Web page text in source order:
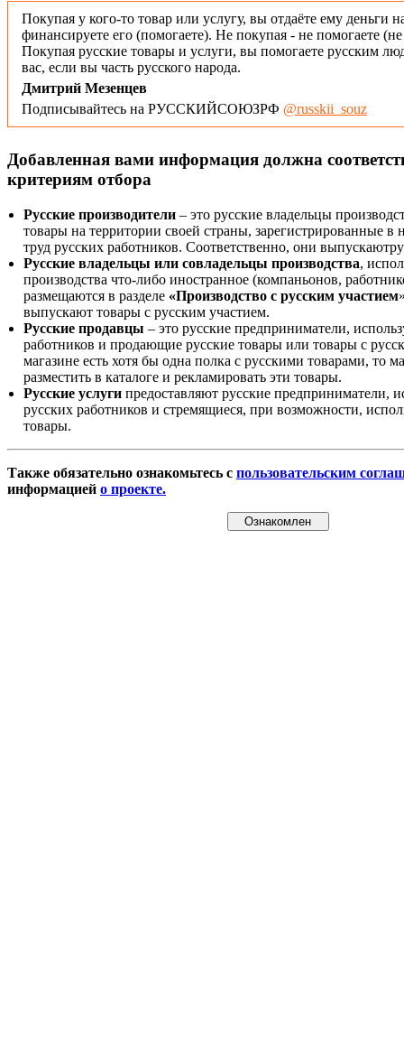
Покупая у кого-то товар или услугу, вы отдаёте ему деньги
финансируете его (помогаете). Не покупая - не помогаете
Покупая русские товары и услуги, вы помогаете русским
вас, если вы часть русского народа.
Дмитрий Мезенцев
Подписывайтесь на РУССКИЙСОЮЗРФ @russkii_souz
Добавленная вами информация должна
критериям отбора
Русские производители – это русские владельцы
товары на территории своей страны, зарегистрированные
труд русских работников. Соответственно, они
Русские владельцы или совладельцы производства,
производства что-либо иностранное (компаньонов,
размещаются в разделе «Производство с русским участием
выпускают товары с русским участием.
Русские продавцы – это русские предприниматели,
работников и продающие русские товары или товары с
магазине есть хотя бы одна полка с русскими товарами, то
разместить в каталоге и рекламировать эти товары.
Русские услуги предоставляют русские предприниматели,
русских работников и стремящиеся, при возможности,
товары.
Также обязательно ознакомьтесь с пользовательским
информацией о проекте.
Ознакомлен